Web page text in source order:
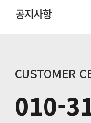
CUSTOMER
010-